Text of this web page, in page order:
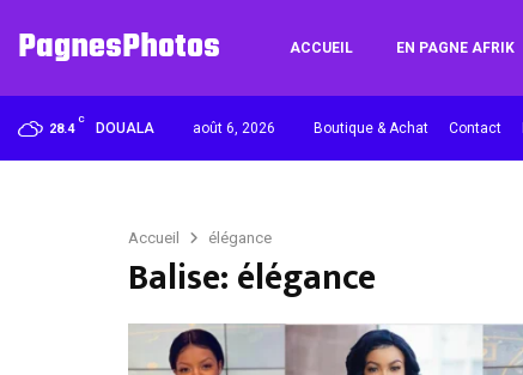
PagnesPhotos ACCUEIL EN PAGNE AFRIK
28.4
C
DOUALA août 6, 2026 Boutique & Achat Contact
Accueil élégance
Balise: élégance